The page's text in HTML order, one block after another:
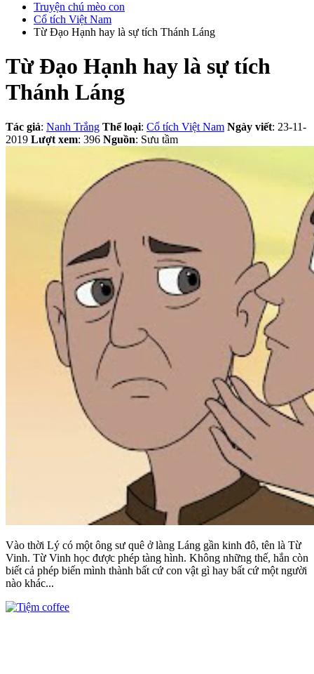
Truyện chú mèo con
Cổ tích Việt Nam
Từ Đạo Hạnh hay là sự tích Thánh Láng
Từ Đạo Hạnh hay là sự tích
Thánh Láng
Tác giả: Nanh Trắng Thể loại: Cổ tích Việt Nam Ngày viết: 23-11-
2019 Lượt xem: 396 Nguồn: Sưu tầm
Vào thời Lý có một ông sư quê ở làng Láng gần kinh đô, tên là Từ
Vinh. Từ Vinh học được phép tàng hình. Không những thế, hắn còn
biết cả phép biến mình thành bất cứ con vật gì hay bất cứ một người
nào khác...